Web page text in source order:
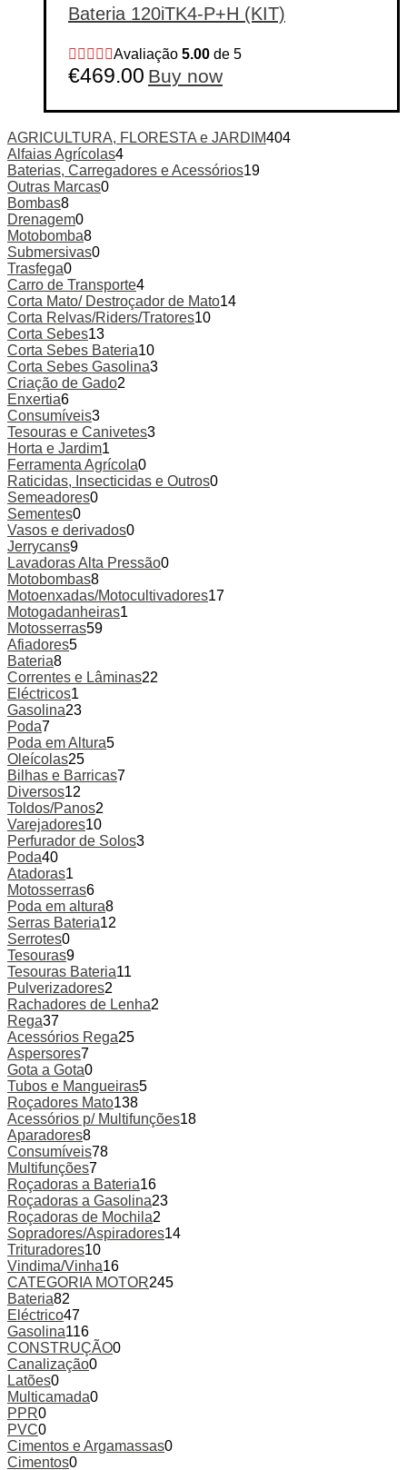
Bateria 120iTK4-P+H (KIT)
Avaliação 5.00 de 5
€469.00 Buy now
AGRICULTURA, FLORESTA e JARDIM404
Alfaias Agrícolas4
Baterias, Carregadores e Acessórios19
Outras Marcas0
Bombas8
Drenagem0
Motobomba8
Submersivas0
Trasfega0
Carro de Transporte4
Corta Mato/ Destroçador de Mato14
Corta Relvas/Riders/Tratores10
Corta Sebes13
Corta Sebes Bateria10
Corta Sebes Gasolina3
Criação de Gado2
Enxertia6
Consumíveis3
Tesouras e Canivetes3
Horta e Jardim1
Ferramenta Agrícola0
Raticidas, Insecticidas e Outros0
Semeadores0
Sementes0
Vasos e derivados0
Jerrycans9
Lavadoras Alta Pressão0
Motobombas8
Motoenxadas/Motocultivadores17
Motogadanheiras1
Motosserras59
Afiadores5
Bateria8
Correntes e Lâminas22
Eléctricos1
Gasolina23
Poda7
Poda em Altura5
Oleícolas25
Bilhas e Barricas7
Diversos12
Toldos/Panos2
Varejadores10
Perfurador de Solos3
Poda40
Atadoras1
Motosserras6
Poda em altura8
Serras Bateria12
Serrotes0
Tesouras9
Tesouras Bateria11
Pulverizadores2
Rachadores de Lenha2
Rega37
Acessórios Rega25
Aspersores7
Gota a Gota0
Tubos e Mangueiras5
Roçadores Mato138
Acessórios p/ Multifunções18
Aparadores8
Consumíveis78
Multifunções7
Roçadoras a Bateria16
Roçadoras a Gasolina23
Roçadoras de Mochila2
Sopradores/Aspiradores14
Trituradores10
Vindima/Vinha16
CATEGORIA MOTOR245
Bateria82
Eléctrico47
Gasolina116
CONSTRUÇÃO0
Canalização0
Latões0
Multicamada0
PPR0
PVC0
Cimentos e Argamassas0
Cimentos0